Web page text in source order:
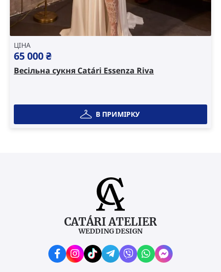
ЦІНА
65 000₴
Весільна сукня Catári Essenza Riva
В ПРИМІРКУ
CATÁRI ATELIER
WEDDING DESIGN